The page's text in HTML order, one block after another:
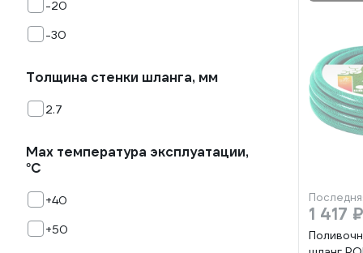
-20
-30
Толщина стенки шланга, мм
2.7
Мах температура эксплуатации,
°С
+40
+50
1 417 ₽